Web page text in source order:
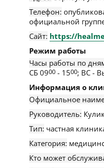
Телефон:
официальной
Сайт: https://
Режим работы
Часы работы по
СБ 0900 - 1500; ВС -
Информация о
Официальное
Руководитель:
Тип: частная
Категория:
Кто может